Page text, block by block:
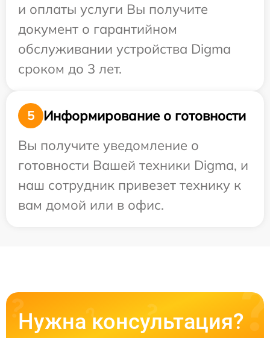
и оплаты услуги Вы получите
документ о гарантийном
обслуживании устройства Digma
сроком до 3 лет.
5
Информирование о готовности
Вы получите уведомление о
готовности Вашей техники Digma, и
наш сотрудник привезет технику к
вам домой или в офис.
Нужна консультация?